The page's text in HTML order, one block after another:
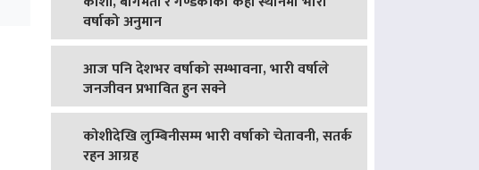
वर्षाको अनुमान
आज पनि देशभर वर्षाको सम्भावना, भारी वर्षाले
जनजीवन प्रभावित हुन सक्ने
कोशीदेखि लुम्बिनीसम्म भारी वर्षाको चेतावनी, सतर्क
रहन आग्रह